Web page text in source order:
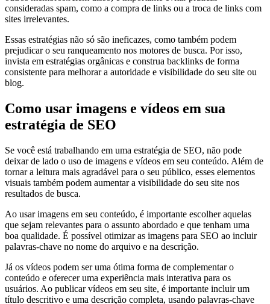
consideradas spam, como a compra de links ou a troca de links com
sites irrelevantes.
Essas estratégias não só são ineficazes, como também podem
prejudicar o seu ranqueamento nos motores de busca. Por isso,
invista em estratégias orgânicas e construa backlinks de forma
consistente para melhorar a autoridade e visibilidade do seu site ou
blog.
Como usar imagens e vídeos em sua
estratégia de SEO
Se você está trabalhando em uma estratégia de SEO, não pode
deixar de lado o uso de imagens e vídeos em seu conteúdo. Além de
tornar a leitura mais agradável para o seu público, esses elementos
visuais também podem aumentar a visibilidade do seu site nos
resultados de busca.
Ao usar imagens em seu conteúdo, é importante escolher aquelas
que sejam relevantes para o assunto abordado e que tenham uma
boa qualidade. É possível otimizar as imagens para SEO ao incluir
palavras-chave no nome do arquivo e na descrição.
Já os vídeos podem ser uma ótima forma de complementar o
conteúdo e oferecer uma experiência mais interativa para os
usuários. Ao publicar vídeos em seu site, é importante incluir um
título descritivo e uma descrição completa, usando palavras-chave